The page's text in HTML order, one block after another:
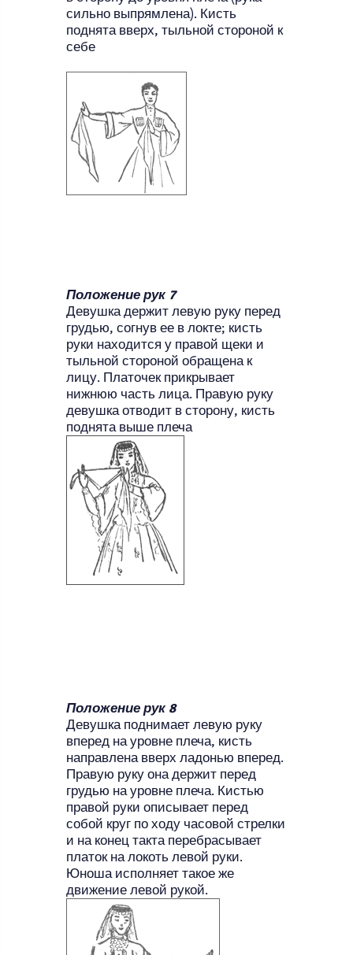
сильно выпрямлена). Кисть
поднята вверх, тыльной стороной к
себе
Положение рук 7
Девушка держит левую руку перед
грудью, согнув ее в локте; кисть
руки находится у правой щеки и
тыльной стороной обращена к
лицу. Платочек прикрывает
нижнюю часть лица. Правую руку
девушка отводит в сторону, кисть
поднята выше плеча
Положение рук 8
Девушка поднимает левую руку
вперед на уровне плеча, кисть
направлена вверх ладонью вперед.
Правую руку она держит перед
грудью на уровне плеча. Кистью
правой руки описывает перед
собой круг по ходу часовой стрелки
и на конец такта перебрасывает
платок на локоть левой руки.
Юноша исполняет такое же
движение левой рукой.